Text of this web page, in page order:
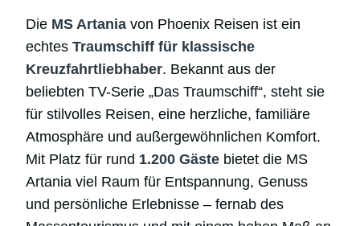
Die MS Artania von Phoenix Reisen ist ein
echtesTraumschiff für klassische
Kreuzfahrtliebhaber. Bekannt aus der
beliebten TV-Serie „Das Traumschiff“, steht sie
für stilvolles Reisen, eine herzliche, familiäre
Atmosphäre und außergewöhnlichen Komfort.
Mit Platz für rund 1.200 Gäste bietet die MS
Artania viel Raum für Entspannung, Genuss
und persönliche Erlebnisse – fernab des